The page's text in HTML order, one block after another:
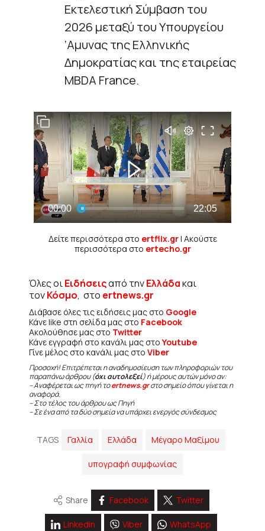
Εκτελεστική Σύμβαση του
2026 μεταξύ του Υπουργείου
‘Αμυνας της Ελληνικής
Δημοκρατίας και της εταιρείας
MBDA France.
Δείτε περισσότερα στο ertflix.gr| Ακούστε
περισσότερα στο ertecho.gr
Όλες οιΕιδήσειςαπό τηνΕλλάδακαι
τονΚόσμο, στο ertnews.gr
Διάβασε όλες τις ειδήσεις μας στο Google
Κάνε like στη σελίδα μας στο Facebook
Ακολούθησε μας στο Twitter
Κάνε εγγραφή στο κανάλι μας στοYoutube
Γίνε μέλος στο κανάλι μας στο Viber
Προσοχή! Επιτρέπεται η αναδημοσίευση των πληροφοριών του
παραπάνω άρθρου (όχι αυτολεξεί) ή μέρους αυτών μόνο αν:
– Αναφέρεται ως πηγή τοertnews.grστο σημείο όπου γίνεται η
αναφορά.
– Στο τέλος του άρθρου ως Πηγή
– Σε ένα από τα δύο σημεία να υπάρχει ενεργός σύνδεσμος
TAGS Γαλλία Ελλάδα Μέγαρο Μαξίμου
υπογραφή συμφωνίας
Share Facebook Twitter
Linkedin Viber WhatsApp